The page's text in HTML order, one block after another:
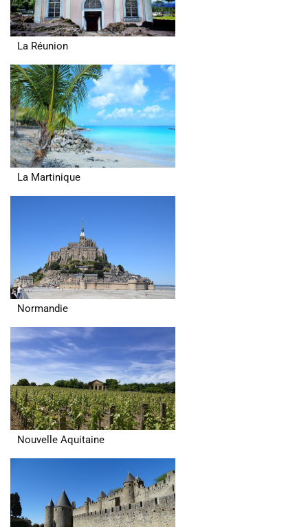
La Réunion
La Martinique
Normandie
Nouvelle Aquitaine